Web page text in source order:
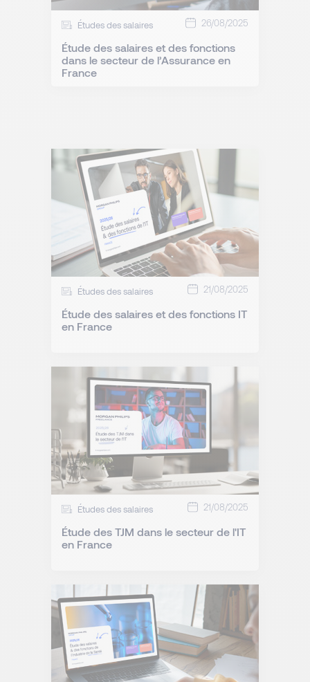
Études des salaires 26/08/2025
Étude des salaires et des fonctions
dans le secteur de l’Assurance en
France
Études des salaires 21/08/2025
Étude des salaires et des fonctions IT
en France
Études des salaires 21/08/2025
Étude des TJM dans le secteur de l'IT
en France